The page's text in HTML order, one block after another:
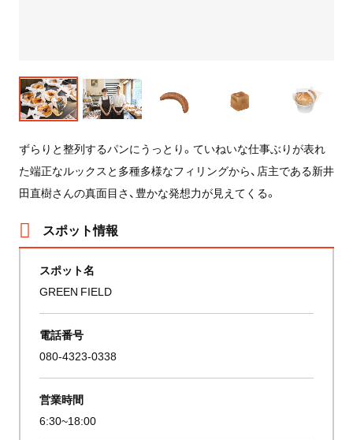
ずらりと整列するパンにうっとり。ていねいな仕事ぶりが表れ
た端正なルックスと多種多様なフィリングから、店主である新井
田直樹さんの真面目さ、豊かな発想力が見えてくる。
スポット情報
スポット名
GREEN FIELD
電話番号
080-4323-0338
営業時間
6:30~18:00